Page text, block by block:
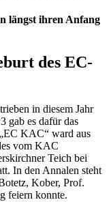
längst ihren Anfang
des EC-
in diesem Jahr
gab es dafür das
KAC“ ward aus
vom KAC
Teich bei
In den Annalen steht
Kober, Prof.
feiern konnte.